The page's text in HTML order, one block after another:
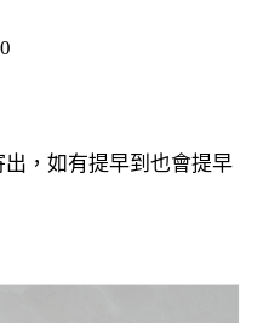
，如有提早到也會提早